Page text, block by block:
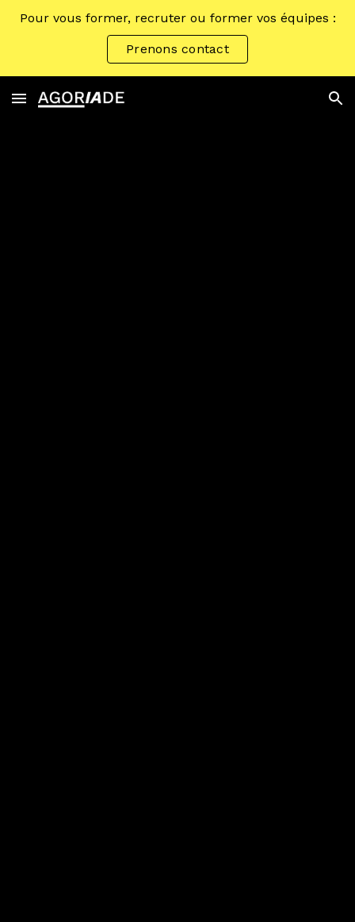
Skip to navigation
Pour vous former, recruter ou former vos équipes :
Prenons contact